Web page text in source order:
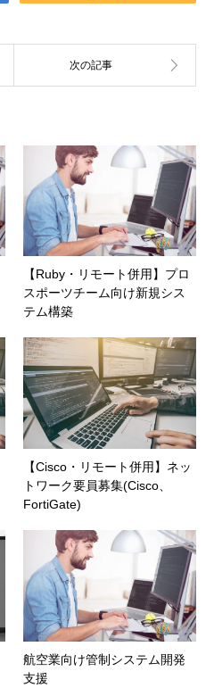
【Ruby・リモート併用】プロ
スポーツチーム向け新規シス
テム構築
【Cisco・リモート併用】ネッ
トワーク要員募集(Cisco、
FortiGate)
航空業向け管制システム開発
支援